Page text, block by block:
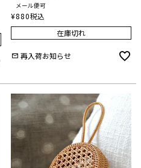
メール便可
¥880税込
在庫切れ
再入荷お知らせ